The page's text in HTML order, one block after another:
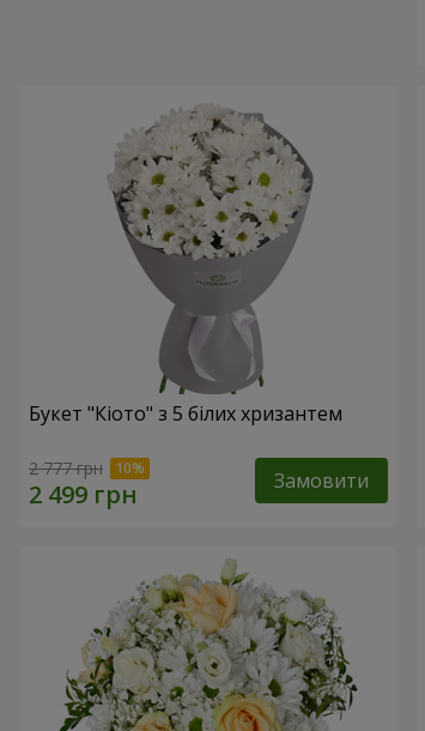
Букет "Кіото" з 5 білих хризантем
2 777 грн Замовити